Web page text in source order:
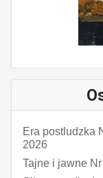
Era postludzka
2026
Tajne i jawne